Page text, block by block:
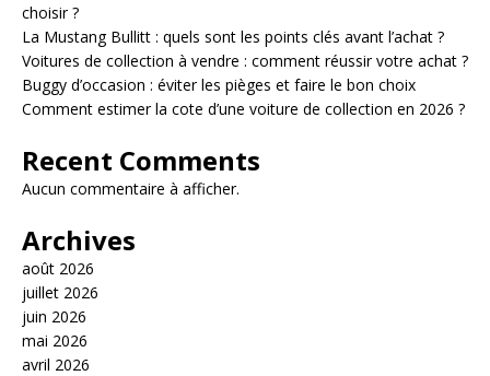
choisir ?
La Mustang Bullitt : quels sont les points clés avant l’achat ?
Voitures de collection à vendre : comment réussir votre achat ?
Buggy d’occasion : éviter les pièges et faire le bon choix
Comment estimer la cote d’une voiture de collection en 2026 ?
Recent Comments
Aucun commentaire à afficher.
Archives
août 2026
juillet 2026
juin 2026
mai 2026
avril 2026